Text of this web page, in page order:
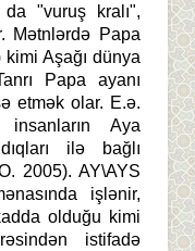
"vuruş kralı",
Mətnlərdə Papa
Aşağı dünya
Papa ayanı
etmək olar. E.ə.
Aya
ilə bağlı
2005). AY\AYS
işlənir,
olduğu kimi
istifadə